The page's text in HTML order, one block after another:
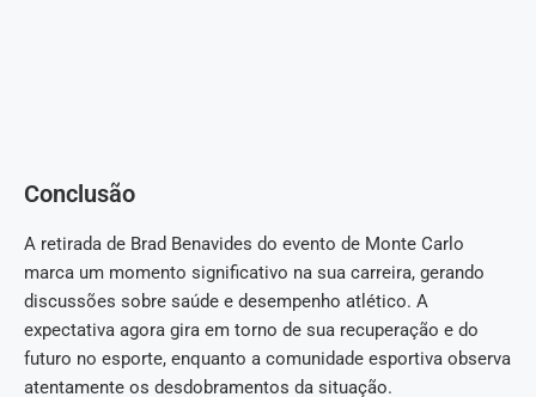
Conclusão
A retirada de Brad Benavides do evento de Monte Carlo
marca um momento significativo na sua carreira, gerando
discussões sobre saúde e desempenho atlético. A
expectativa agora gira em torno de sua recuperação e do
futuro no esporte, enquanto a comunidade esportiva observa
atentamente os desdobramentos da situação.